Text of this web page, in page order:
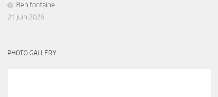
Benifontaine
21 juin 2026
PHOTO GALLERY